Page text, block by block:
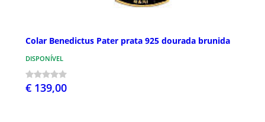
Colar Benedictus Pater prata 925 dourada brunida
DISPONÍVEL
€ 139,00